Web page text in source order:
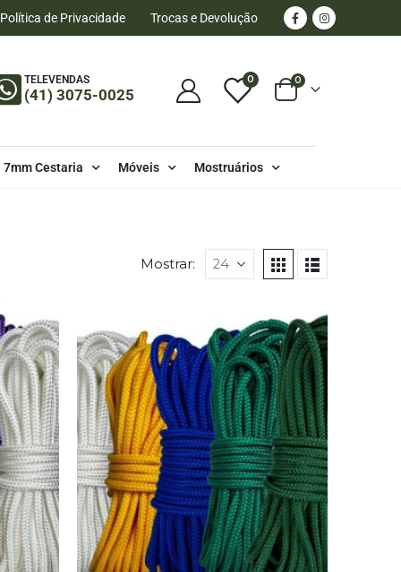
Política de Privacidade Trocas e Devolução
TELEVENDAS
(41) 3075-0025
0 0
7mm Cestaria Móveis Mostruários
Mostrar: